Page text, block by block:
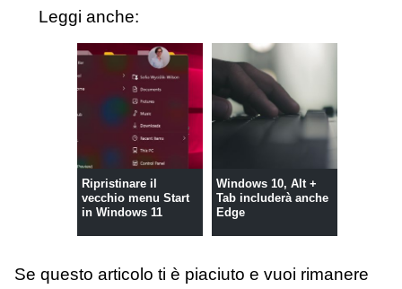
Leggi anche:
Ripristinare il
vecchio menu Start
in Windows 11
Windows 10, Alt +
Tab includerà anche
Edge
Se questo articolo ti è piaciuto e vuoi rimanere